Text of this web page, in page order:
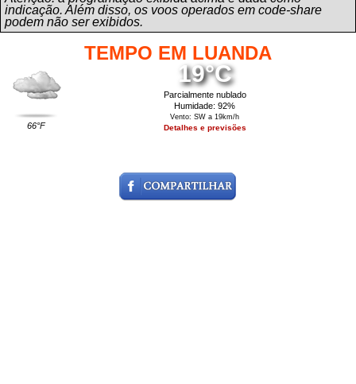
indicação. Além disso, os voos operados em code-share
podem não ser exibidos.
TEMPO EM LUANDA
66°F
19°C
Parcialmente nublado
Humidade: 92%
Vento: SW a 19km/h
Detalhes e previsões